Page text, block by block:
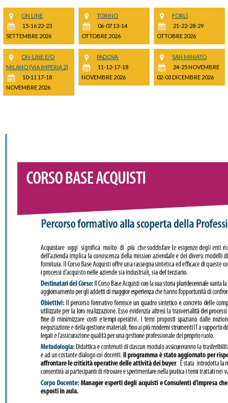
ON LINE
15-16 22-23
SETTEMBRE 2026
TORINO
06-07 13-14
OTTOBRE 2026
FORLÌ
21-22-28-29
OTTOBRE 2026
ON-LINE E/O
MILANO (VIA IMPERIA 2)
10-11 17-18
NOVEMBRE 2026
PADOVA
11-12-17-18
NOVEMBRE 2026
SAN MINIATO
24-25 NOVEMBRE
02-03 DICEMBRE 2026